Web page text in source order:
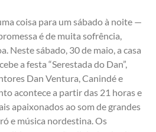
coisa para um sábado à noite —
é de muita sofrência,
Neste sábado, 30 de maio, a casa
a festa “Serestada do Dan”,
Dan Ventura, Canindé e
acontece a partir das 21 horas e
apaixonados ao som de grandes
e música nordestina. Os